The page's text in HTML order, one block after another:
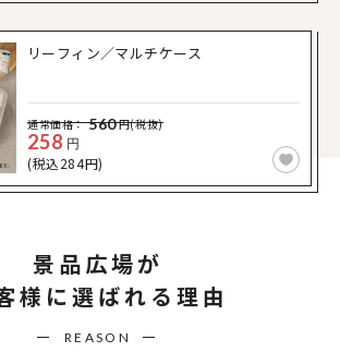
リーフィン／マルチケース
通常価格： 560円(税抜)
258 円
(税込284円)
景品広場が
様に選ばれる理由
REASON